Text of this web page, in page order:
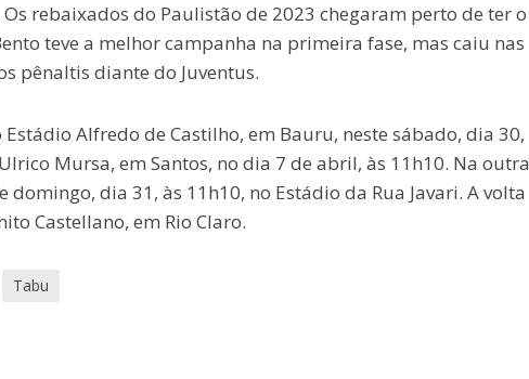
rebaixados do Paulistão de 2023 chegaram perto de ter o
teve a melhor campanha na primeira fase, mas caiu nas
pênaltis diante do Juventus.
Alfredo de Castilho, em Bauru, neste sábado, dia 30,
Mursa, em Santos, no dia 7 de abril, às 11h10. Na outra
domingo, dia 31, às 11h10, no Estádio da Rua Javari. A volta
Castellano, em Rio Claro.
Tabu